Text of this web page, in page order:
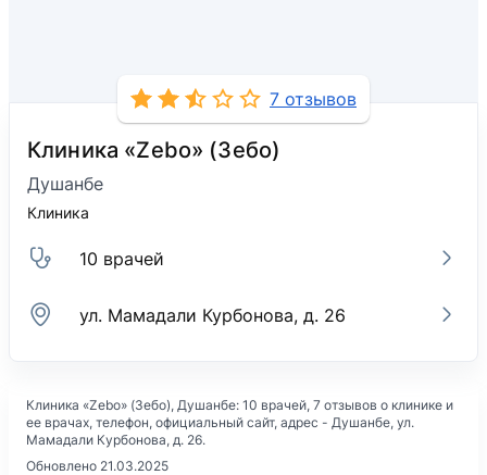
7 отзывов
Клиника «Zebo» (Зебо)
Душанбе
Клиника
10 врачей
ул. Мамадали Курбонова, д. 26
Клиника «Zebo» (Зебо), Душанбе: 10 врачей, 7 отзывов о клинике и
ее врачах, телефон, официальный сайт, адрес - Душанбе, ул.
Мамадали Курбонова, д. 26.
Обновлено 21.03.2025